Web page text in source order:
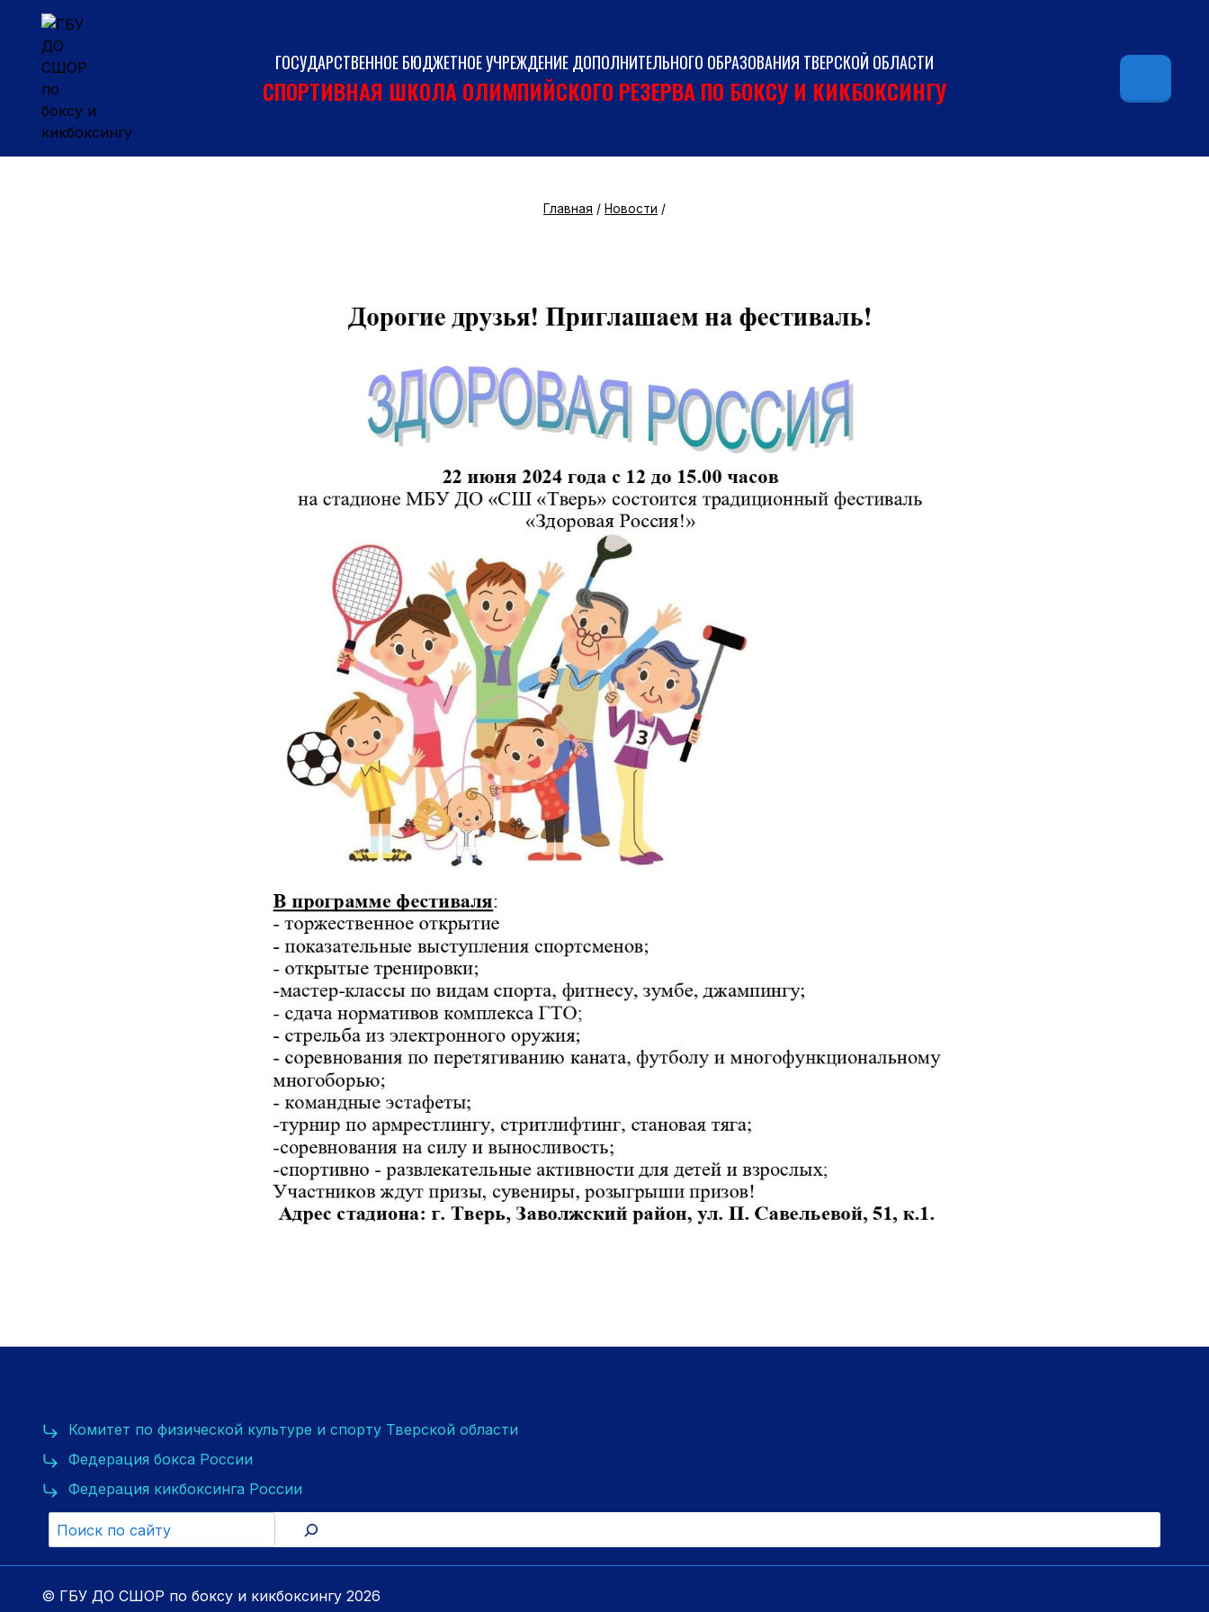
Перейти
содержимому
ГОСУДАРСТВЕННОЕ БЮДЖЕТНОЕ УЧРЕЖДЕНИЕ ДОПОЛНИТЕЛЬНОГО ОБРАЗОВАНИЯ ТВЕРСКОЙ ОБЛАСТИ
СПОРТИВНАЯ ШКОЛА ОЛИМПИЙСКОГО РЕЗЕРВА ПО БОКСУ И КИКБОКСИНГУ
Главная / Новости /
Комитет по физической культуре и спорту Тверской области
Федерация бокса России
Федерация кикбоксинга России
© ГБУ ДО СШОР по боксу и кикбоксингу 2026